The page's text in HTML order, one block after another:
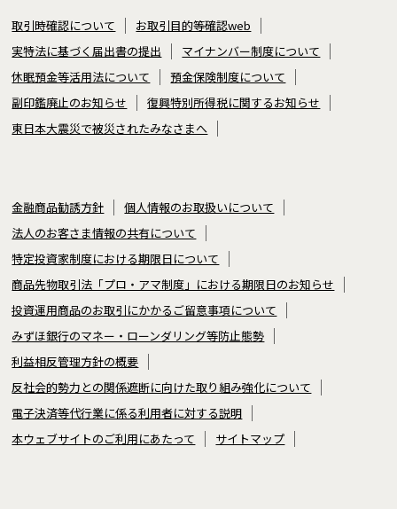
取引時確認について
お取引目的等確認web
実特法に基づく届出書の提出
マイナンバー制度について
休眠預金等活用法について
預金保険制度について
副印鑑廃止のお知らせ
復興特別所得税に関するお知らせ
東日本大震災で被災されたみなさまへ
金融商品勧誘方針
個人情報のお取扱いについて
法人のお客さま情報の共有について
特定投資家制度における期限日について
商品先物取引法「プロ・アマ制度」における期限日のお知らせ
投資運用商品のお取引にかかるご留意事項について
みずほ銀行のマネー・ローンダリング等防止態勢
利益相反管理方針の概要
反社会的勢力との関係遮断に向けた取り組み強化について
電子決済等代行業に係る利用者に対する説明
本ウェブサイトのご利用にあたって
サイトマップ